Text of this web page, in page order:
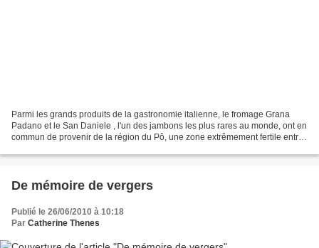
Parmi les grands produits de la gastronomie italienne, le fromage Grana
Padano et le San Daniele , l'un des jambons les plus rares au monde, ont en
commun de provenir de la région du Pô, une zone extrêmement fertile entre
De mémoire de vergers
Publié le 26/06/2010 à 10:18
Par Catherine Thenes